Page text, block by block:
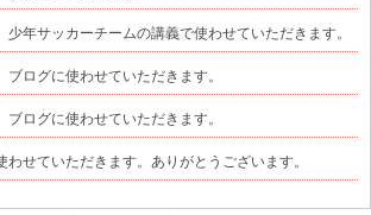
少年サッカーチームの講義で使わせていただきます。
ログに使わせていただきます。
ログに使わせていただきます。
せていただきます。ありがとうございます。